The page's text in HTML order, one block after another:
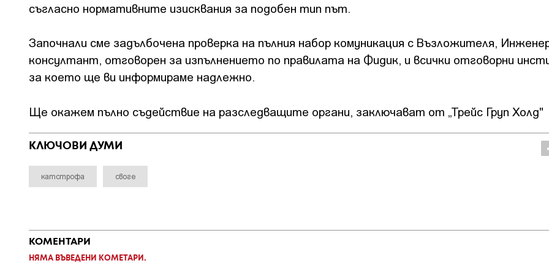
съгласно нормативните изисквания за подобен тип път.
Започнали сме задълбочена проверка на пълния набор комуникация с Възложителя,
консултант, отговорен за изпълнението по правилата на Фидик, и всички отговорни
за което ще ви информираме надлежно.
Ще окажем пълно съдействие на разследващите органи, заключават от „Трейс Груп Холд"
КЛЮЧОВИ ДУМИ
катстрофа своге
КОМЕНТАРИ
НЯМА ВЪВЕДЕНИ КОМЕТАРИ.